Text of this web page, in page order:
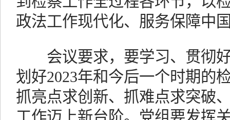
政法工作现代化、服务保障中
会议要求，要学习、贯彻好
划好2023年和今后一个时期的
抓亮点求创新、抓难点求突破